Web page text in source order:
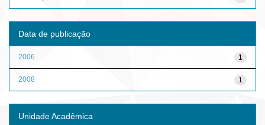
Data de publicação
1
2006
1
2008
Unidade Acadêmica